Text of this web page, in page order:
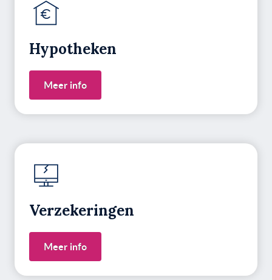
Hypotheken
Meer info
Verzekeringen
Meer info